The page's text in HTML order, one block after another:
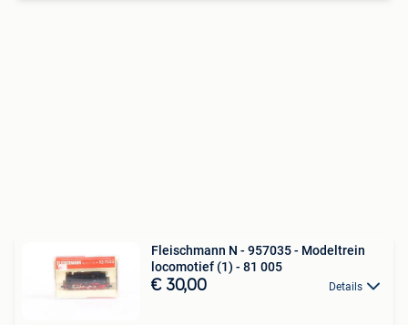
Fleischmann N - 957035 - Modeltrein
locomotief (1) - 81 005
€ 30,00 Details